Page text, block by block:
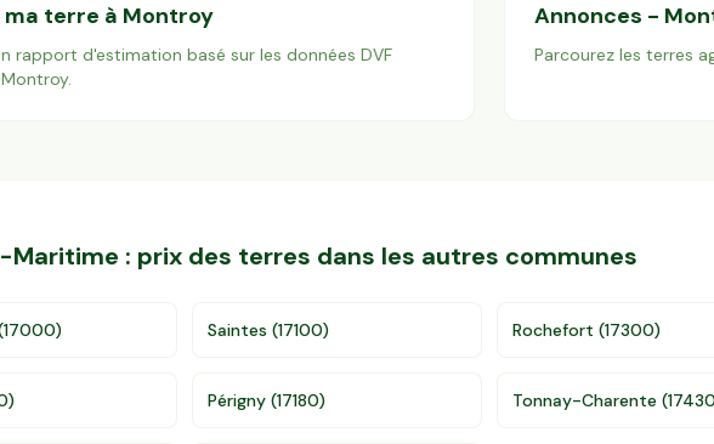
ma terre à Montroy
rapport d'estimation basé sur les données DVF
Montroy.
Annonces -
Parcourez les terres
Maritime : prix des terres dans les autres communes
17000) Saintes (17100) Rochefort (17300)
) Périgny (17180) Tonnay-Charente (17430